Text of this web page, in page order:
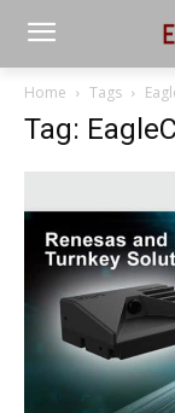
Home Tags
Tag: